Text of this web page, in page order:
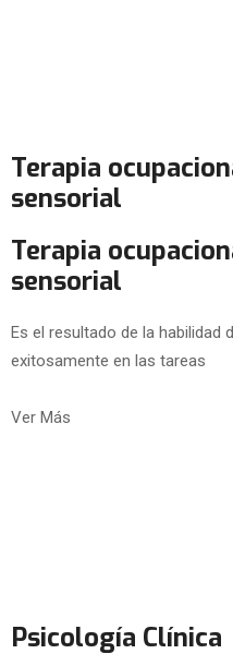
Terapia
sensorial
Terapia
sensorial
Es el resultado de la habilidad
exitosamente en las tareas
Ver Más
Psicología Clínica